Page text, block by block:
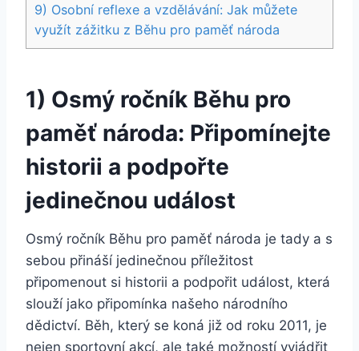
9) Osobní reflexe a vzdělávání: Jak můžete
využít zážitku z Běhu pro paměť národa
1) Osmý ročník Běhu pro
paměť národa: Připomínejte
historii a podpořte
jedinečnou událost
Osmý ročník Běhu pro paměť národa je tady a s
sebou přináší jedinečnou příležitost
připomenout si historii a podpořit událost, která
slouží jako připomínka našeho národního
dědictví. Běh, který se koná již od roku 2011, je
nejen sportovní akcí, ale také možností vyjádřit